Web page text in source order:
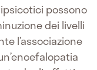
possono
dei livelli
l’associazione